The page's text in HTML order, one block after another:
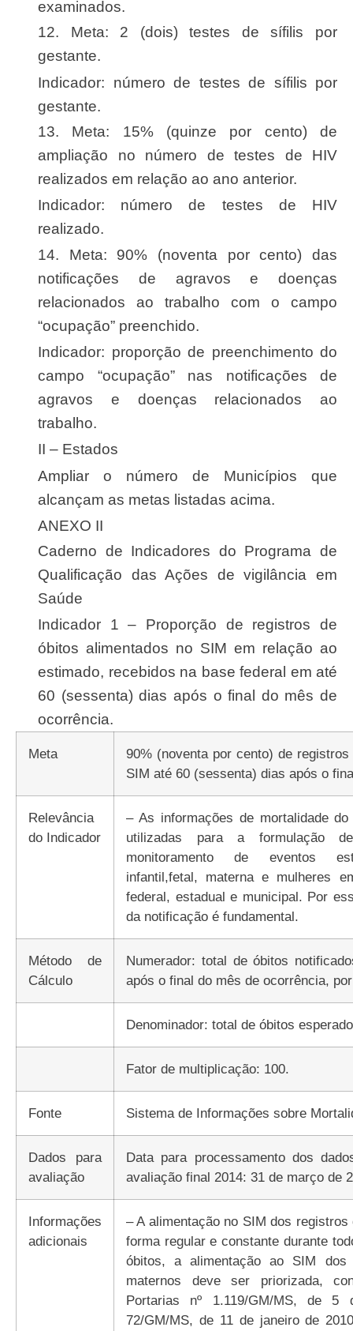
examinados.
12. Meta: 2 (dois) testes de sífilis por
gestante.
Indicador: número de testes de sífilis por
gestante.
13. Meta: 15% (quinze por cento) de
ampliação no número de testes de HIV
realizados em relação ao ano anterior.
Indicador: número de testes de HIV
realizado.
14. Meta: 90% (noventa por cento) das
notificações de agravos e doenças
relacionados ao trabalho com o campo
“ocupação” preenchido.
Indicador: proporção de preenchimento do
campo “ocupação” nas notificações de
agravos e doenças relacionados ao
trabalho.
II – Estados
Ampliar o número de Municípios que
alcançam as metas listadas acima.
ANEXO II
Caderno de Indicadores do Programa de
Qualificação das Ações de vigilância em
Saúde
Indicador 1 – Proporção de registros de
óbitos alimentados no SIM em relação ao
estimado, recebidos na base federal em até
60 (sessenta) dias após o final do mês de
ocorrência.
Meta
90% (noventa por cento) de
SIM até 60 (sessenta) dias após o
Relevância
do Indicador
– As informações de mortalidade
utilizadas para a formulação
monitoramento de eventos
infantil,fetal, materna e mulheres
federal, estadual e municipal. Por
da notificação é fundamental.
Método de
Cálculo
Numerador: total de óbitos
após o final do mês de ocorrência,
Denominador: total de óbitos
Fator de multiplicação: 100.
Fonte Sistema de Informações sobre
Dados para
avaliação
Data para processamento dos
avaliação final 2014: 31 de março de
Informações
adicionais
– A alimentação no SIM dos
forma regular e constante durante
óbitos, a alimentação ao SIM
maternos deve ser priorizada,
Portarias nº 1.119/GM/MS, de 5
72/GM/MS, de 11 de janeiro de